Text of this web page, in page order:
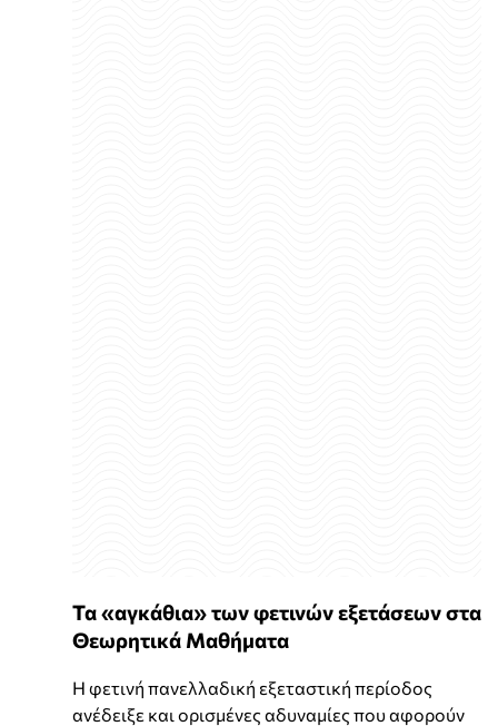
Τα «αγκάθια» των φετινών εξετάσεων στα
Θεωρητικά Μαθήματα
Η φετινή πανελλαδική εξεταστική περίοδος
ανέδειξε και ορισμένες αδυναμίες που αφορούν